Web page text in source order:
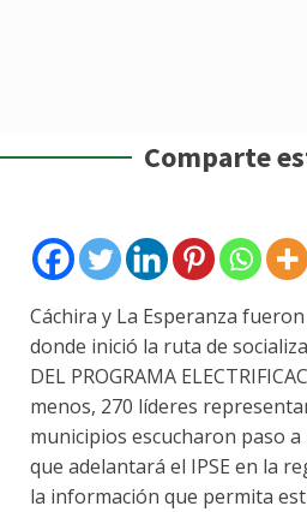
Comparte
Cáchira y La Esperanza
donde inició la ruta de
DEL PROGRAMA
menos, 270 líderes
municipios escucharon paso
que adelantará el IPSE en la
la información que permita